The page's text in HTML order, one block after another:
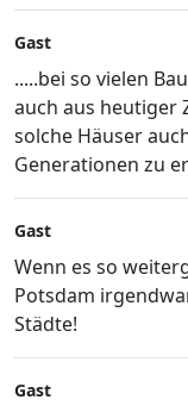
Gast
.....bei so vielen
auch aus heutiger
solche Häuser
Generationen zu
Gast
Wenn es so
Potsdam
Städte!
Gast